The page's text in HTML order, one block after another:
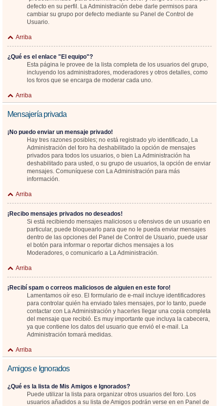
defecto en su perfil. La Administración debe darle permisos para
cambiar su grupo por defecto mediante su Panel de Control de
Usuario.
Arriba
¿Qué es el enlace "El equipo"?
Esta página le provee de la lista completa de los usuarios del grupo,
incluyendo los administradores, moderadores y otros detalles, como
los foros que se encarga de moderar cada uno.
Arriba
Mensajería privada
¡No puedo enviar un mensaje privado!
Hay tres razones posibles; no está registrado y/o identificado, La
Administración del foro ha deshabilitado la opción de mensajes
privados para todos los usuarios, o bien La Administración ha
deshabilitado para usted, o su grupo de usuarios, la opción de enviar
mensajes. Comuníquese con La Administración para más
información.
Arriba
¡Recibo mensajes privados no deseados!
Si está recibiendo mensajes maliciosos u ofensivos de un usuario en
particular, puede bloquearlo para que no le pueda enviar mensajes
dentro de las opciones del Panel de Control de Usuario, puede usar
el botón para informar o reportar dichos mensajes a los
Moderadores, o comunicarlo a La Administración.
Arriba
¡Recibí spam o correos maliciosos de alguien en este foro!
Lamentamos oír eso. El formulario de e-mail incluye identificadores
para controlar quién ha enviado tales mensajes, por lo tanto, puede
contactar con La Administración y hacerles llegar una copia completa
del mensaje que recibió. Es muy importante que incluya la cabecera,
ya que contiene los datos del usuario que envió el e-mail. La
Administración tomará medidas.
Arriba
Amigos e Ignorados
¿Qué es la lista de Mis Amigos e Ignorados?
Puede utilizar la lista para organizar otros usuarios del foro. Los
usuarios añadidos a su lista de Amigos podrán verse en en Panel de